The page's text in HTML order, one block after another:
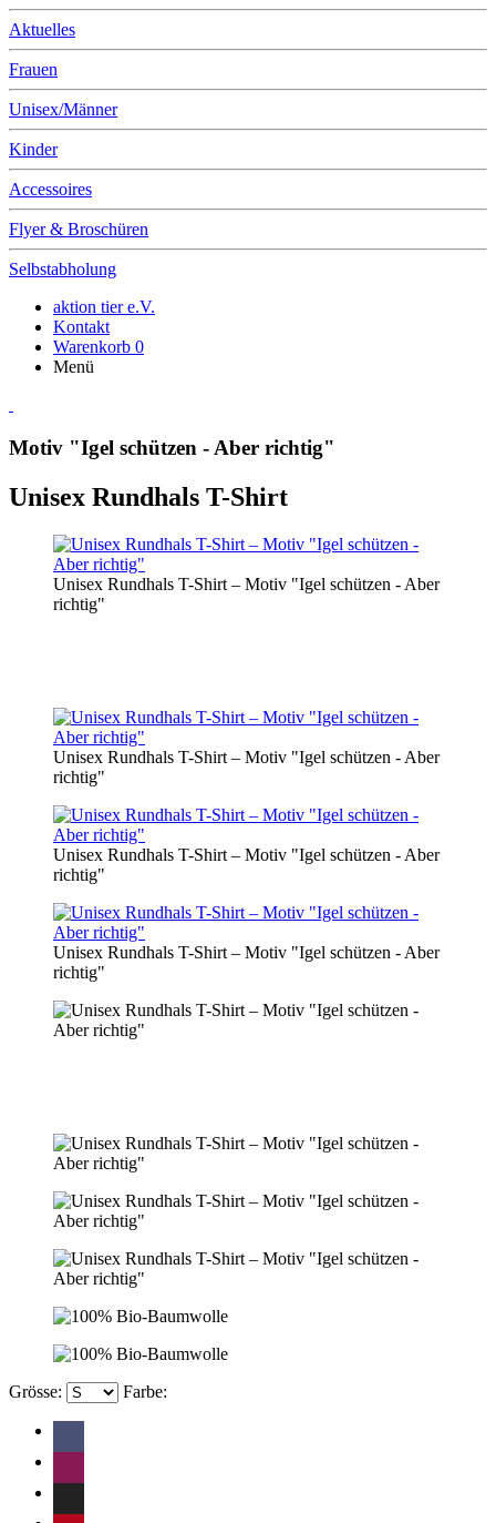
Aktuelles
Frauen
Unisex/Männer
Kinder
Accessoires
Flyer & Broschüren
Selbstabholung
aktion tier e.V.
Kontakt
Warenkorb 0
Menü
Motiv "Igel schützen - Aber richtig"
Unisex Rundhals T-Shirt
Unisex Rundhals T-Shirt – Motiv "Igel schützen - Aber
richtig"
Unisex Rundhals T-Shirt – Motiv "Igel schützen - Aber
richtig"
Unisex Rundhals T-Shirt – Motiv "Igel schützen - Aber
richtig"
Unisex Rundhals T-Shirt – Motiv "Igel schützen - Aber
richtig"
Grösse: Farbe: